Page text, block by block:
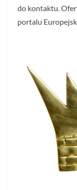
do kontaktu.
portalu